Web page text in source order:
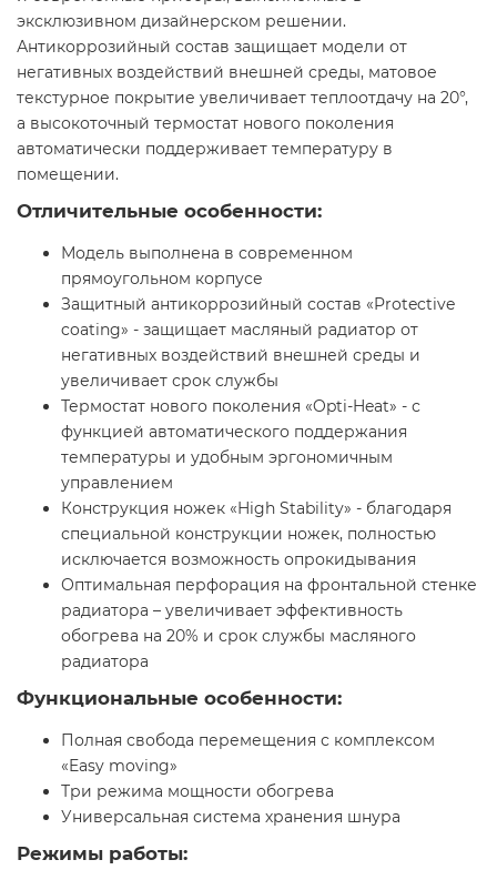
эксклюзивном дизайнерском решении.
Антикоррозийный состав защищает модели от
негативных воздействий внешней среды, матовое
текстурное покрытие увеличивает теплоотдачу на 20°,
а высокоточный термостат нового поколения
автоматически поддерживает температуру в
помещении.
Отличительные особенности:
Модель выполнена в современном
прямоугольном корпусе
Защитный антикоррозийный состав «Protective
coating» - защищает масляный радиатор от
негативных воздействий внешней среды и
увеличивает срок службы
Термостат нового поколения «Opti-Heat» - с
функцией автоматического поддержания
температуры и удобным эргономичным
управлением
Конструкция ножек «High Stability» - благодаря
специальной конструкции ножек, полностью
исключается возможность опрокидывания
Оптимальная перфорация на фронтальной стенке
радиатора – увеличивает эффективность
обогрева на 20% и срок службы масляного
радиатора
Функциональные особенности:
Полная свобода перемещения с комплексом
«Easy moving»
Три режима мощности обогрева
Универсальная система хранения шнура
Режимы работы: